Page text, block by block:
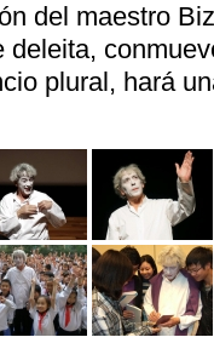
del maestro
deleita,
plural, hará